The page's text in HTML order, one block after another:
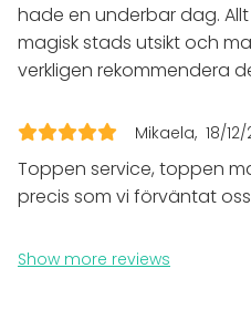
Christmas Party
Business / Corporate
Company Party
Team building / Recreation
Venue type
Banquet hall
Restaurant
hade en underbar dag.
magisk stads utsikt och
verkligen rekommendera
Mikaela 18/12/
Toppen service, toppen
precis som vi förväntat oss
Show more reviews